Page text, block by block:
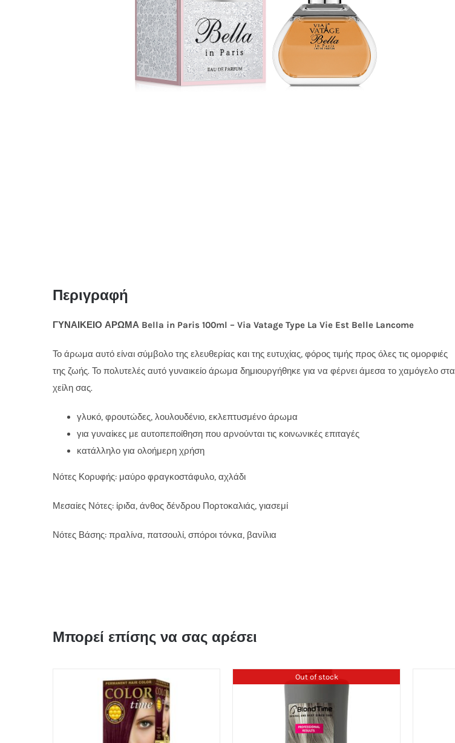
Περιγραφή
ΓΥΝΑΙΚΕΙΟ ΑΡΩΜΑ Bella in Paris 100ml – Via Vatage Type La Vie Est Belle Lancome
Το άρωμα αυτό είναι σύμβολο της ελευθερίας και της ευτυχίας, φόρος τιμής προς όλες τις ομορφιές
της ζωής. Το πολυτελές αυτό γυναικείο άρωμα δημιουργήθηκε για να φέρνει άμεσα το χαμόγελο στα
χείλη σας.
γλυκό, φρουτώδες, λουλουδένιο, εκλεπτυσμένο άρωμα
για γυναίκες με αυτοπεποίθηση που αρνούνται τις κοινωνικές επιταγές
κατάλληλο για ολοήμερη χρήση
Νότες Κορυφής: μαύρο φραγκοστάφυλο, αχλάδι
Μεσαίες Νότες: ίριδα, άνθος δένδρου Πορτοκαλιάς, γιασεμί
Νότες Βάσης: πραλίνα, πατσουλί, σπόροι τόνκα, βανίλια
Μπορεί επίσης να σας αρέσει
Out of stock